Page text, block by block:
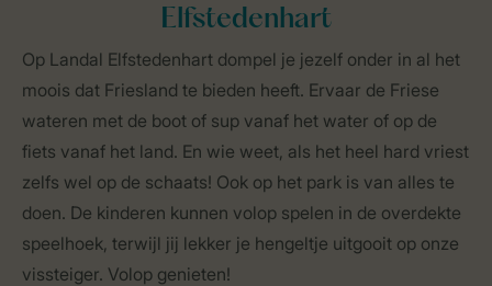
Elfstedenhart
Op Landal Elfstedenhart dompel je jezelf onder in al het
moois dat Friesland te bieden heeft. Ervaar de Friese
wateren met de boot of sup vanaf het water of op de
fiets vanaf het land. En wie weet, als het heel hard vriest
zelfs wel op de schaats! Ook op het park is van alles te
doen. De kinderen kunnen volop spelen in de overdekte
speelhoek, terwijl jij lekker je hengeltje uitgooit op onze
vissteiger. Volop genieten!